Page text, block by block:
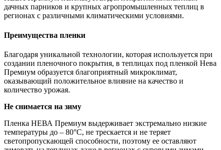
дачных парников и крупных агропромышленных теплиц в
регионах с различными климатическими условиями.
Преимущества пленки
Благодаря уникальной технологии, которая используется при
создании пленочного покрытия, в теплицах под пленкой Нева
Премиум образуется благоприятный микроклимат,
оказывающий положительное влияние на качество и
количество урожая.
Не снимается на зиму
Пленка НЕВА Премиум выдерживает экстремально низкие
температуры до – 80°С, не трескается и не теряет
светопропускающей способности, поэтому ее оставляют